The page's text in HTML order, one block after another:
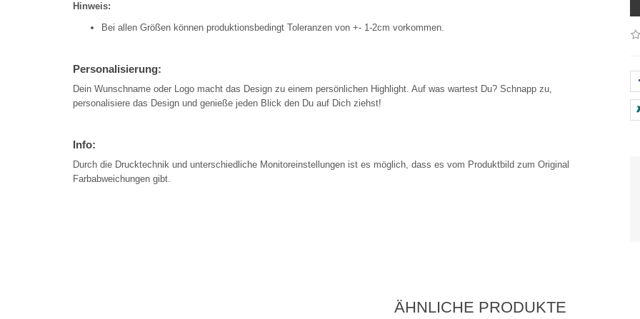
Hinweis:
Bei allen Größen können produktionsbedingt Toleranzen von +- 1-2cm vorkommen.
Personalisierung:
Dein Wunschname oder Logo macht das Design zu einem persönlichen Highlight. Auf was wartest Du? Schnapp zu,
personalisiere das Design und genieße jeden Blick den Du auf Dich ziehst!
Info:
Durch die Drucktechnik und unterschiedliche Monitoreinstellungen ist es möglich, dass es vom Produktbild zum Original
Farbabweichungen gibt.
ÄHNLICHE PRODUKTE